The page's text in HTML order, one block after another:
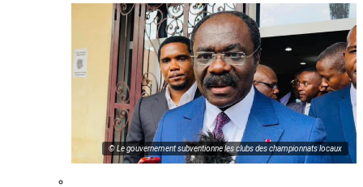
© Le gouvernement subventionne les clubs des championnats locaux